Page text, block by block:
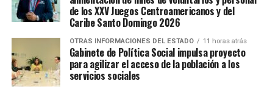
de los XXV Juegos Centroamericanos y del
Caribe Santo Domingo 2026
OTRAS INFORMACIONES DEL ESTADO 11 horas atrás
Gabinete de Política Social impulsa proyecto
para agilizar el acceso de la población a los
servicios sociales